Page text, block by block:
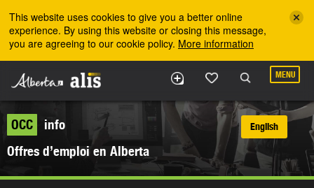
This website uses cookies to give you a better online
experience. By using this website or closing this message,
you are agreeing to our cookie policy. More information
MENU
OCC
info
Offres d’emploi en Alberta
English